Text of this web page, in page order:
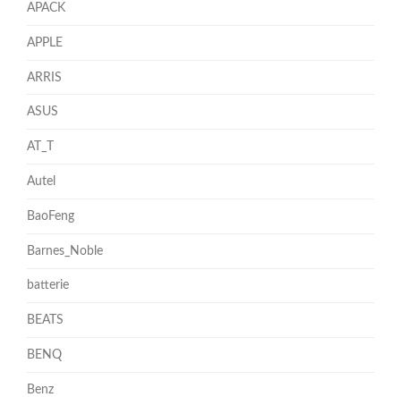
APACK
APPLE
ARRIS
ASUS
AT_T
Autel
BaoFeng
Barnes_Noble
batterie
BEATS
BENQ
Benz